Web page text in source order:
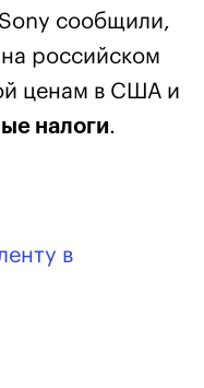
сообщили,
российском
ценам в США и
налоги.
в